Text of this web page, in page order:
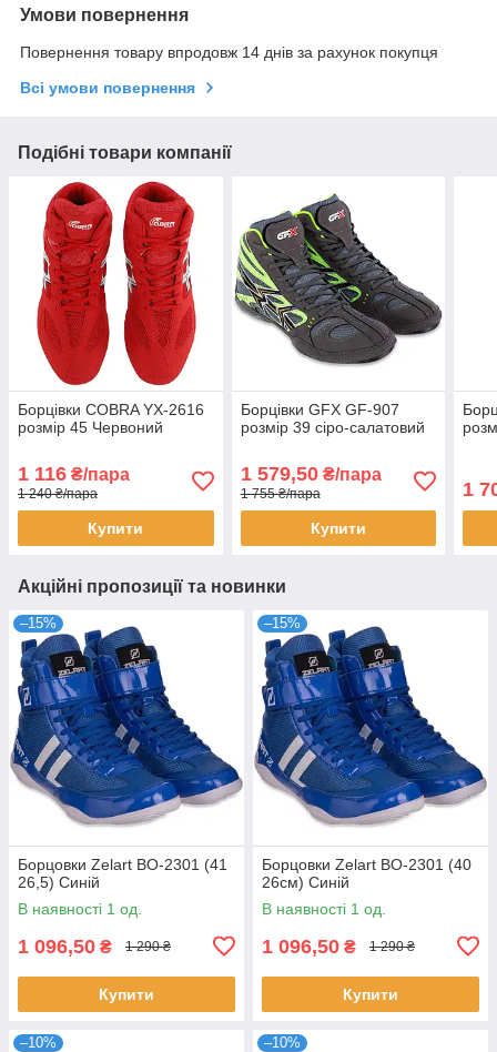
Умови повернення
Повернення товару впродовж 14 днів за рахунок покупця
Всі умови повернення
Подібні товари компанії
Борцівки COBRA YX-2616
розмір 45 Червоний
1 116 ₴/пара
1 240 ₴/пара
Купити
Борцівки GFX GF-907
розмір 39 сіро-салатовий
1 579,50₴/пара
1 755 ₴/пара
Купити
1
Акційні пропозиції та новинки
–15%
Борцовки Zelart BO-2301 (41
26,5) Синій
В наявності 1 од.
1 096,50 ₴ 1 290 ₴
Купити
–15%
Борцовки Zelart BO-2301 (40
26см) Синій
В наявності 1 од.
1 096,50 ₴ 1 290 ₴
Купити
–10% –10%